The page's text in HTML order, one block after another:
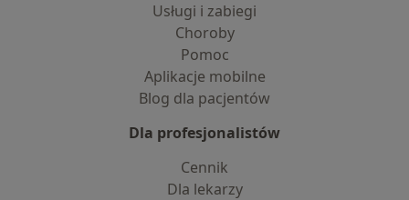
Usługi i zabiegi
Choroby
Pomoc
Aplikacje mobilne
Blog dla pacjentów
Dla profesjonalistów
Cennik
Dla lekarzy